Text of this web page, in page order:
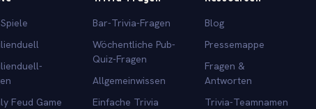
Feud Game
Bar-Trivia-Fragen
Wöchentliche Pub-
Quiz-Fragen
Allgemeinwissen
Einfache Trivia
Blog
Pressemappe
Fragen &
Antworten
Trivia-Teamnamen